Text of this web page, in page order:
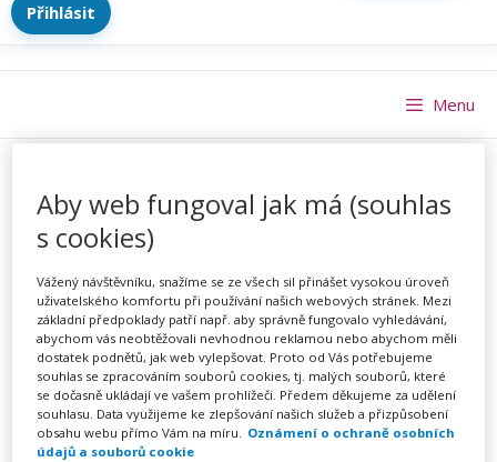
Přihlásit
Signály SPU na počátku
školní docházky (Test rizika
poruch čtení a psaní pro
rané školáky)
PořádáDYS-centrum Praha z. ú.
Menu
Aby web fungoval jak má (souhlas
s cookies)
Vážený návštěvníku, snažíme se ze všech sil přinášet vysokou úroveň
uživatelského komfortu při používání našich webových stránek. Mezi
základní předpoklady patří např. aby správně fungovalo vyhledávání,
abychom vás neobtěžovali nevhodnou reklamou nebo abychom měli
dostatek podnětů, jak web vylepšovat. Proto od Vás potřebujeme
souhlas se zpracováním souborů cookies, tj. malých souborů, které
se dočasně ukládají ve vašem prohlížeči. Předem děkujeme za udělení
souhlasu. Data využijeme ke zlepšování našich služeb a přizpůsobení
obsahu webu přímo Vám na míru. Oznámení o ochraně osobních
údajů a souborů cookie